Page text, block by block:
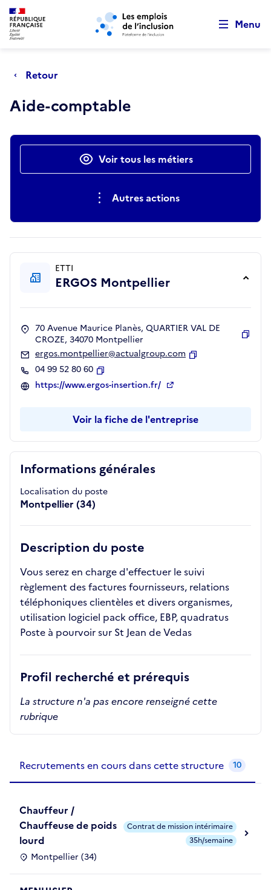
Aller au menu principal Aller au contenu principal
Menu
Retour
Aide-comptable
Actions rapidesVoir tous les métiers
Autres actions
Informations générales
Localisation du poste
Montpellier (34)
Description du poste
Vous serez en charge d'effectuer le suivi
règlement des factures fournisseurs, relations
téléphoniques clientèles et divers organismes,
utilisation logiciel pack office, EBP, quadratus
Poste à pourvoir sur St Jean de Vedas
Profil recherché et prérequis
La structure n'a pas encore renseigné cette
rubrique
ETTI
ERGOS Montpellier
70 Avenue Maurice Planès, QUARTIER VAL DE
CROZE, 34070 Montpellier
ergos.montpellier@actualgroup.com
04 99 52 80 60
Copier
https://www.ergos-insertion.fr/
Voir la fiche de l'entreprise
Recrutements en cours dans cette structure 10
Chauffeur /
Chauffeuse de poids
lourd
Montpellier (34)
Contrat de mission intérimaire
35h/semaine
Retour au début de la page
Panneau de gestion des cookies